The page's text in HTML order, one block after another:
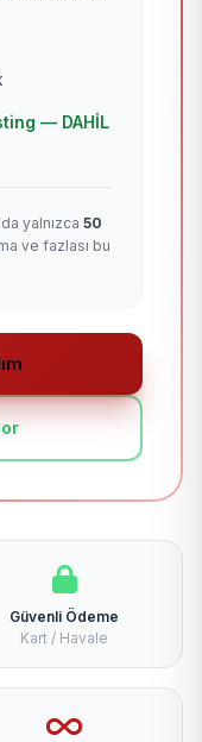
— DAHİL
yalnızca 50
ve fazlası bu
Güvenli Ödeme
Kart / Havale